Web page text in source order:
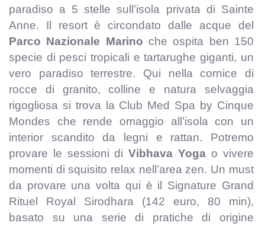
paradiso a 5 stelle sull’isola privata di Sainte
Anne. Il resort è circondato dalle acque del
Parco Nazionale Marino che ospita ben 150
specie di pesci tropicali e tartarughe giganti, un
vero paradiso terrestre. Qui nella cornice di
rocce di granito, colline e natura selvaggia
rigogliosa si trova la Club Med Spa by Cinque
Mondes che rende omaggio all’isola con un
interior scandito da legni e rattan. Potremo
provare le sessioni diVibhava Yoga o vivere
momenti di squisito relax nell’area zen. Un must
da provare una volta qui è il Signature Grand
Rituel Royal Sirodhara (142 euro, 80 min),
basato su una serie di pratiche di origine